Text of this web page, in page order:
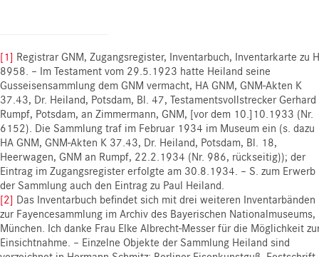
[1] Registrar GNM, Zugangsregister, Inventarbuch, Inventarkarte zu
8958. – Im Testament vom 29.5.1923 hatte Heiland seine
Gusseisensammlung dem GNM vermacht, HA GNM, GNM-Akten K
37.43, Dr. Heiland, Potsdam, Bl. 47, Testamentsvollstrecker Gerhard
Rumpf, Potsdam, an Zimmermann, GNM, [vor dem 10.]10.1933 (Nr.
6152). Die Sammlung traf im Februar 1934 im Museum ein (s. dazu
HA GNM, GNM-Akten K 37.43, Dr. Heiland, Potsdam, Bl. 18,
Heerwagen, GNM an Rumpf, 22.2.1934 (Nr. 986, rückseitig)); der
Eintrag im Zugangsregister erfolgte am 30.8.1934. – S. zum Erwerb
der Sammlung auch den Eintrag zu Paul Heiland.
[2] Das Inventarbuch befindet sich mit drei weiteren Inventarbänden
zur Fayencesammlung im Archiv des Bayerischen Nationalmuseums,
München. Ich danke Frau Elke Albrecht-Messer für die Möglichkeit
Einsichtnahme. – Einzelne Objekte der Sammlung Heiland sind